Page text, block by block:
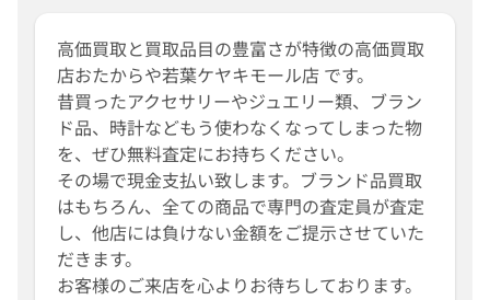
高価買取と買取品目の豊富さが特徴の高価買取
店おたからや若葉ケヤキモール店 です。
昔買ったアクセサリーやジュエリー類、ブラン
ド品、時計などもう使わなくなってしまった物
を、ぜひ無料査定にお持ちください。
その場で現金支払い致します。ブランド品買取
はもちろん、全ての商品で専門の査定員が査定
し、他店には負けない金額をご提示させていた
だきます。
お客様のご来店を心よりお待ちしております。